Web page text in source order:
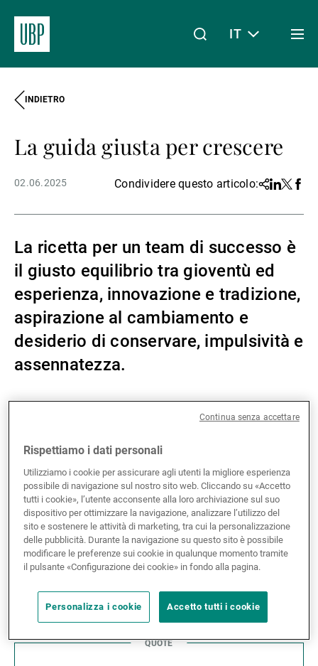
Asset Management
Gestori patrimoniali indipendenti
Novità e approfondimenti
Contatto
IT
INDIETRO
La guida giusta per crescere
02.06.2025 Condividere questo articolo:Share
Linkedin
Twitter
La ricetta per un team di successo è
il giusto equilibrio tra gioventù ed
esperienza, innovazione e tradizione,
aspirazione al cambiamento e
desiderio di conservare, impulsività e
assennatezza.
In questo video Sérène El Masri, Site Manager della
Bailsa Prakaj discutono come in un team i junior e i
senior si integrino tra loro. Secondo Bailsa, «i colleghi
più giovani metteranno in discussione i presupposti
esistenti che potrebbero essere nel frattempo superati,
mentre quelli con una lunga esperienza alle spalle
impediranno che alcune idee stravaganti si
trasformino in disastri». Il contributo di entrambi
consente di raggiungere un equilibrio che realizza le
migliori innovazioni.
Rispettiamo i dati personali
Utilizziamo i cookie per assicurare agli utenti la migliore esperienza
possibile di navigazione sul nostro sito web. Cliccando su «Accetto
tutti i cookie», l’utente acconsente alla loro archiviazione sul suo
dispositivo per ottimizzare la navigazione, analizzare l’utilizzo del
sito e sostenere le attività di marketing, tra cui la personalizzazione
delle pubblicità. Durante la navigazione su questo sito è possibile
modificare le preferenze sui cookie in qualunque momento tramite
il pulsante «Configurazione dei cookie» in fondo alla pagina.
Personalizza i cookie Accetto tutti i cookie
Continua senza accettare